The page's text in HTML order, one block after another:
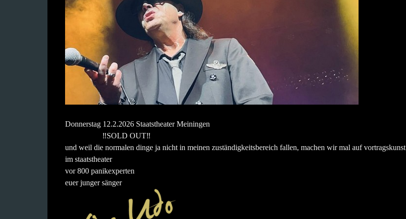
Donnerstag 12.2.2026 Staatstheater Meiningen
‼️SOLD OUT‼️
und weil die normalen dinge ja nicht in meinen zuständigkeitsbereich fallen, machen wir mal auf vortragskunst
im staatstheater
vor 800 panikexperten
euer junger sänger